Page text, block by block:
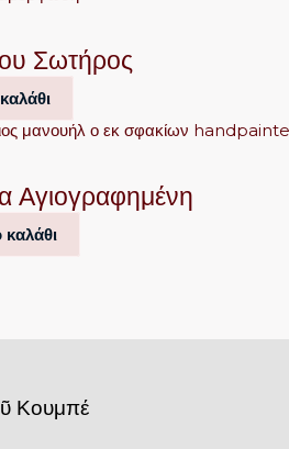
Σωτήρος
Αγιογραφημένη
Κουμπέ